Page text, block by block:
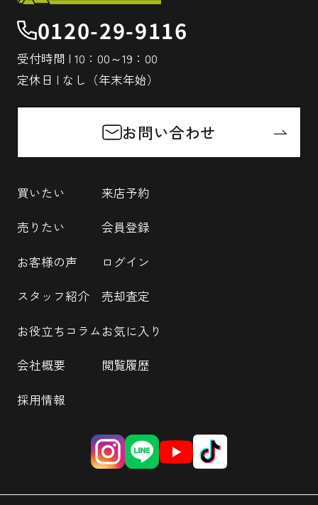
0120-29-9116
受付時間 | 10：00～19：00
定休日 | なし（年末年始）
お問い合わせ
買いたい
売りたい
お客様の声
スタッフ紹介
お役立ちコラム
会社概要
採用情報
来店予約
会員登録
ログイン
売却査定
お気に入り
閲覧履歴